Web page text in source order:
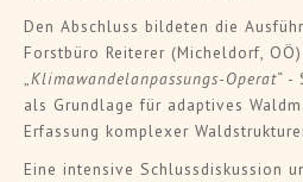
Den Abschluss bildeten die
Forstbüro Reiterer (Micheldorf,
„Klimawandelanpassungs-Operat“ -
als Grundlage für adaptives
Erfassung komplexer
Eine intensive Schlussdiskussion